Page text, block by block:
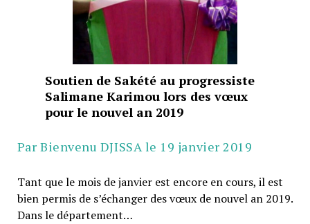
Soutien de Sakété au progressiste
Salimane Karimou lors des vœux
pour le nouvel an 2019
Par Bienvenu DJISSA le 19 janvier 2019
Tant que le mois de janvier est encore en cours, il est
bien permis de s’échanger des vœux de nouvel an 2019.
Dans le département…